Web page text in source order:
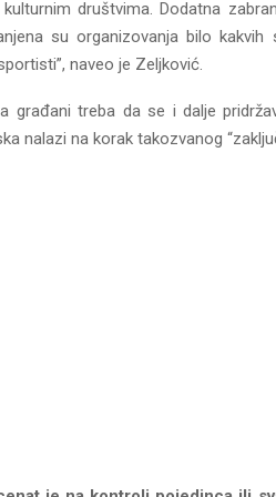
društvima. Dodatna
su organizovanja bilo
naveo je Zeljković.
građani treba da se i dalje
nalazi na korak takozvanog